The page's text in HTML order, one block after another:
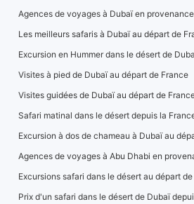
Agences de voyages à Dubaï en
Les meilleurs safaris à Dubaï au départ de
Excursion en Hummer dans le désert de
Visites à pied de Dubaï au départ de France
Visites guidées de Dubaï au départ de
Safari matinal dans le désert depuis la
Excursion à dos de chameau à Dubaï au
Agences de voyages à Abu Dhabi en
Excursions safari dans le désert au départ
Prix ​​d'un safari dans le désert de Dubaï